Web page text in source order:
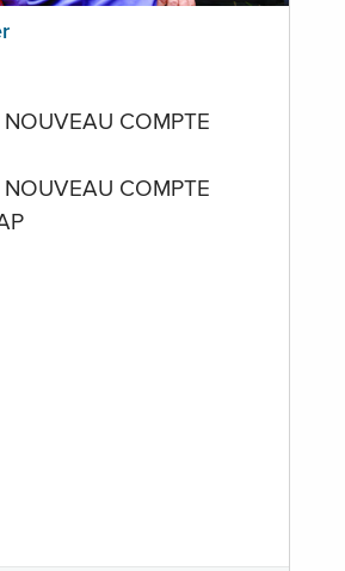
NOUVEAU COMPTE
NOUVEAU COMPTE